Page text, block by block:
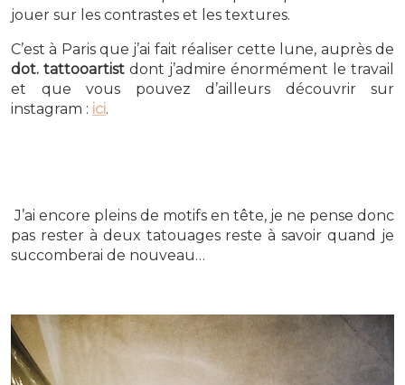
jouer sur les contrastes et les textures.
C’est à Paris que j’ai fait réaliser cette lune, auprès de
dot. tattooartist dont j’admire énormément le travail
et que vous pouvez d’ailleurs découvrir sur
instagram : ici.
J’ai encore pleins de motifs en tête, je ne pense donc
pas rester à deux tatouages reste à savoir quand je
succomberai de nouveau…